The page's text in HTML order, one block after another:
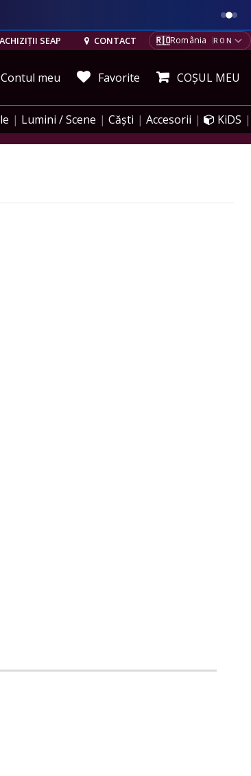
ACHIZIȚII SEAP CONTACT 🇷🇴România RON
Contul meu Favorite COȘUL MEU
Lumini / Scene Căști Accesorii KiDS